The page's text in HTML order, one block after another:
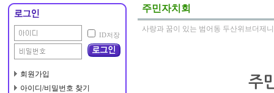
단지소개
단지배치도
단지평형도
편의시설
대표회의
선거관리위원회
통장
노인회
소장인사말
직원현황
ID저장
회원가입
아이디/비밀번호 찾기
주민자치회
사랑과 꿈이 있는 범어동 두산위브더제
주